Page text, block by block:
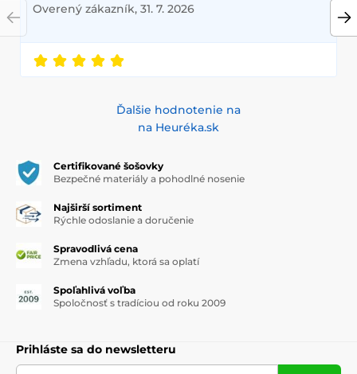
Overený zákazník, 31. 7. 2026
Ďalšie hodnotenie na
na Heuréka.sk
Certifikované šošovky
Bezpečné materiály a pohodlné nosenie
Najširší sortiment
Rýchle odoslanie a doručenie
Spravodlivá cena
Zmena vzhľadu, ktorá sa oplatí
Spoľahlivá voľba
Spoločnosť s tradíciou od roku 2009
Prihláste sa do newsletteru